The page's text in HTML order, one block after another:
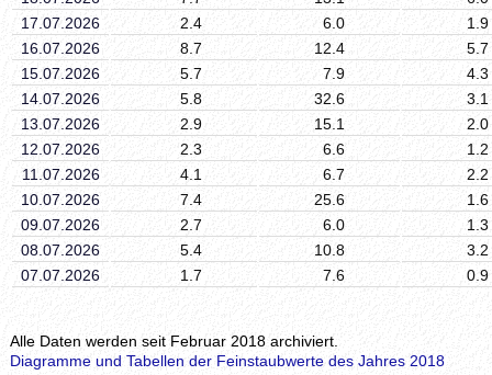
17.07.2026
2.4 6.0
1.9
16.07.2026
8.7 12.4
5.7
15.07.2026
5.7 7.9
4.3
14.07.2026
5.8 32.6
3.1
13.07.2026
2.9 15.1
2.0
12.07.2026
2.3 6.6
1.2
11.07.2026
4.1 6.7
2.2
10.07.2026
7.4 25.6
1.6
09.07.2026
2.7 6.0
1.3
08.07.2026
5.4 10.8
3.2
07.07.2026
1.7 7.6 0.9
Alle Daten werden seit Februar 2018 archiviert.
Diagramme und Tabellen der Feinstaubwerte des Jahres 2018